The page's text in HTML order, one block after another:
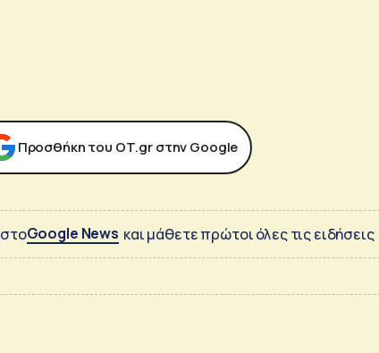
Προσθήκη του ΟΤ.gr στην Google
στοGoogle News και μάθετε πρώτοι όλες τις ειδήσεις